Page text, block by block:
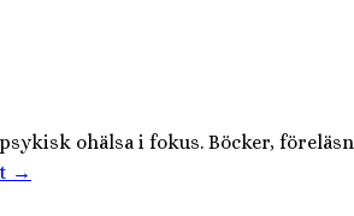
ohälsa i fokus. Böcker,
→